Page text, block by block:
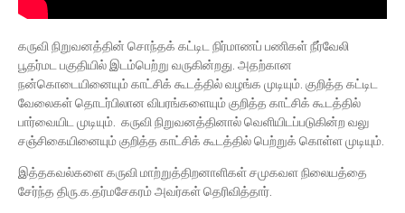
கருவி நிறுவனத்தின் சொந்தக் கட்டிட நிர்மாணப் பணிகள் நீர்வேலி
பூதர்மட பகுதியில் இடம்பெற்று வருகின்றது. அதற்கான
நன்கொடையினையும் காட்சிக் கூடத்தில் வழங்க முடியும். குறித்த கட்டிட
வேலைகள் தொடர்பிலான விபரங்களையும் குறித்த காட்சிக் கூடத்தில்
பார்வையிட முடியும். கருவி நிறுவனத்தினால் வெளியிடப்படுகின்ற வலு
சஞ்சிகையினையும் குறித்த காட்சிக் கூடத்தில் பெற்றுக் கொள்ள முடியும்.
இத்தகவல்களை கருவி மாற்றுத்திறனாளிகள் சமுகவள நிலையத்தை
சேர்ந்த திரு.க.தர்மசேகரம் அவர்கள் தெரிவித்தார்.